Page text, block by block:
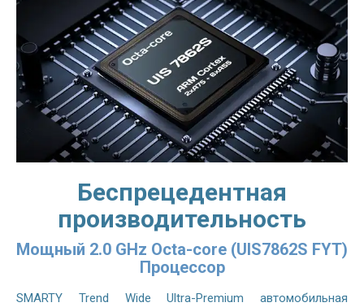
Беспрецедентная
производительность
Мощный 2.0 GHz Octa-core (UIS7862S FYT)
Процессор
SMARTY Trend Wide Ultra-Premium автомобильная